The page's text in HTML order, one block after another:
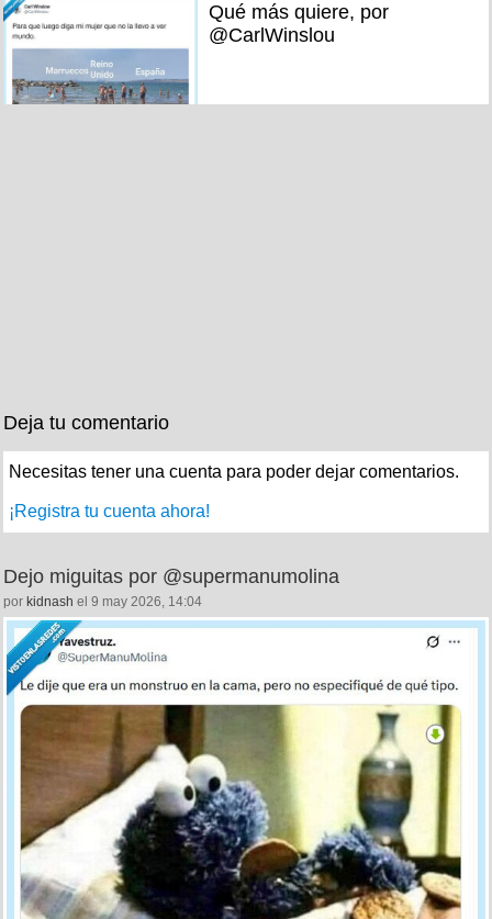
Qué más quiere, por
@CarlWinslou
Deja tu comentario
Necesitas tener una cuenta para poder dejar comentarios.
¡Registra tu cuenta ahora!
Dejo miguitas por @supermanumolina
por kidnash el 9 may 2026, 14:04